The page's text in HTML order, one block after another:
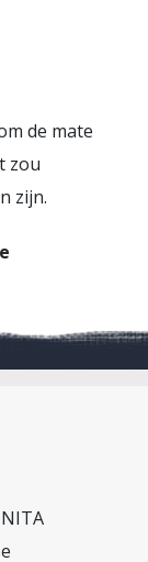
de mate
zou
zijn.